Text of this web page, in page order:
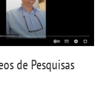
de Pesquisas